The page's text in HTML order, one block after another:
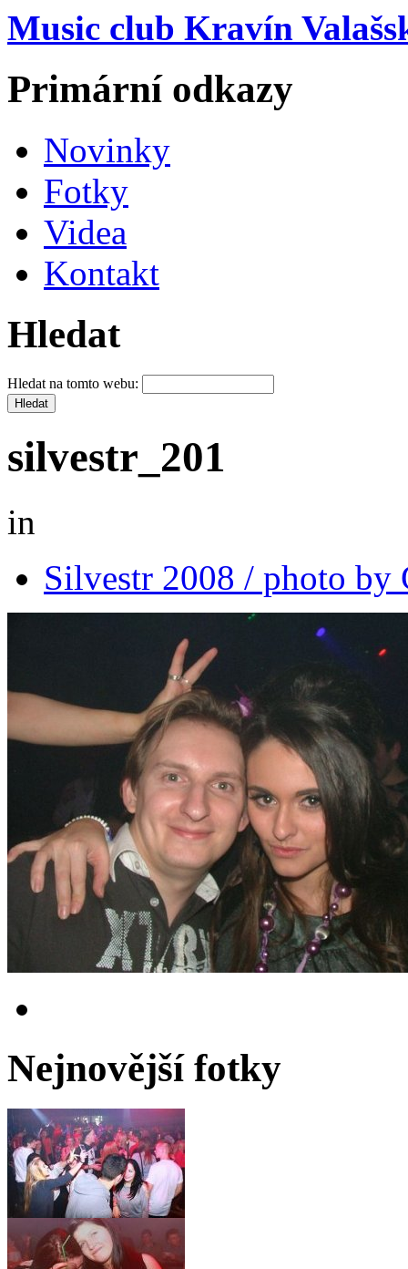
Music club Kravín
Primární odkazy
Novinky
Fotky
Videa
Kontakt
Hledat
Hledat na tomto webu:
silvestr_201
in
Silvestr 2008 / photo by
Nejnovější fotky